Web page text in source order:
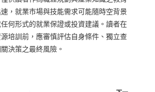
，就業市場與技能需求可能隨時空背景
何形式的就業保證或投資建議。讀者在
培訓前，應審慎評估自身條件、獨立查
決策之最終風險。